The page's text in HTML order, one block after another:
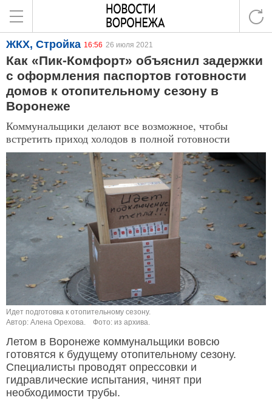
ЖКХ, Стройка 16:56 26 июля 2021
Как «Пик-Комфорт» объяснил задержки
с оформления паспортов готовности
домов к отопительному сезону в
Воронеже
Коммунальщики делают все возможное, чтобы
встретить приход холодов в полной готовности
Идет подготовка к отопительному сезону.
Автор: Алена Орехова.
Фото: из архива.
Летом в Воронеже коммунальщики вовсю
готовятся к будущему отопительному сезону.
Специалисты проводят опрессовки и
гидравлические испытания, чинят при
необходимости трубы.